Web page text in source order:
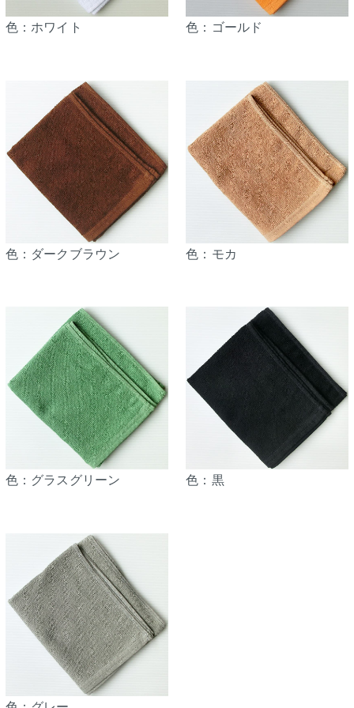
色：ホワイト 色：ゴールド
色：ダークブラウン 色：モカ
色：グラスグリーン 色：黒